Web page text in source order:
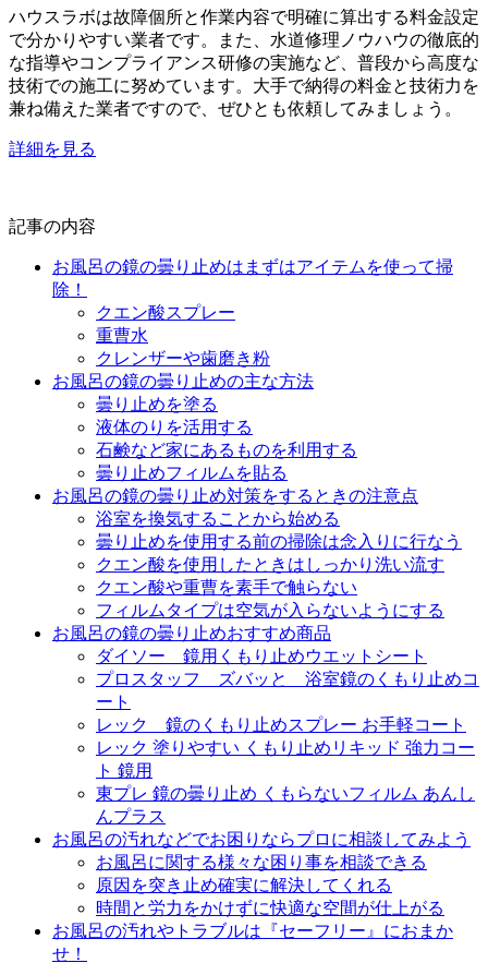
ハウスラボは故障個所と作業内容で明確に算出する料金設定
で分かりやすい業者です。また、水道修理ノウハウの徹底的
な指導やコンプライアンス研修の実施など、普段から高度な
技術での施工に努めています。大手で納得の料金と技術力を
兼ね備えた業者ですので、ぜひとも依頼してみましょう。
詳細を見る
記事の内容
お風呂の鏡の曇り止めはまずはアイテムを使って掃
除！
クエン酸スプレー
重曹水
クレンザーや歯磨き粉
お風呂の鏡の曇り止めの主な方法
曇り止めを塗る
液体のりを活用する
石鹸など家にあるものを利用する
曇り止めフィルムを貼る
お風呂の鏡の曇り止め対策をするときの注意点
浴室を換気することから始める
曇り止めを使用する前の掃除は念入りに行なう
クエン酸を使用したときはしっかり洗い流す
クエン酸や重曹を素手で触らない
フィルムタイプは空気が入らないようにする
お風呂の鏡の曇り止めおすすめ商品
ダイソー 鏡用くもり止めウエットシート
プロスタッフ ズバッと 浴室鏡のくもり止めコ
ート
レック 鏡のくもり止めスプレー お手軽コート
レック 塗りやすい くもり止めリキッド 強力コー
ト 鏡用
東プレ 鏡の曇り止め くもらないフィルム あんし
んプラス
お風呂の汚れなどでお困りならプロに相談してみよう
お風呂に関する様々な困り事を相談できる
原因を突き止め確実に解決してくれる
時間と労力をかけずに快適な空間が仕上がる
お風呂の汚れやトラブルは『セーフリー』におまか
せ！